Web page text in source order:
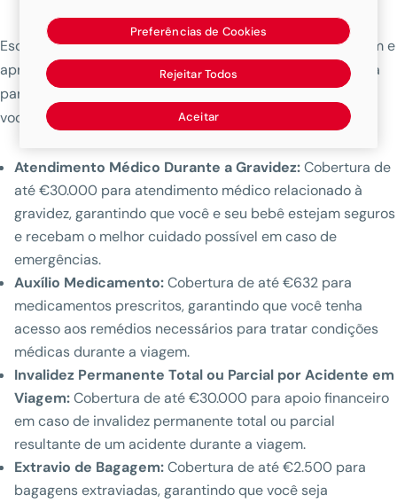
Escolha o plano que mais combina com seu tipo de viagem e
aproveite. A Seguro de viagem da MAPFRE está preparada
para resolver qualquer emergência ou eventualidade para
você.
Atendimento Médico Durante a Gravidez:Cobertura de
até €30.000 para atendimento médico relacionado à
gravidez, garantindo que você e seu bebê estejam seguros
e recebam o melhor cuidado possível em caso de
emergências.
Auxílio Medicamento:Cobertura de até €632 para
medicamentos prescritos, garantindo que você tenha
acesso aos remédios necessários para tratar condições
médicas durante a viagem.
Invalidez Permanente Total ou Parcial por Acidente em
Viagem:Cobertura de até €30.000 para apoio financeiro
em caso de invalidez permanente total ou parcial
resultante de um acidente durante a viagem.
Extravio de Bagagem:Cobertura de até €2.500 para
bagagens extraviadas, garantindo que você seja
Preferências de Cookies
Rejeitar Todos
Aceitar